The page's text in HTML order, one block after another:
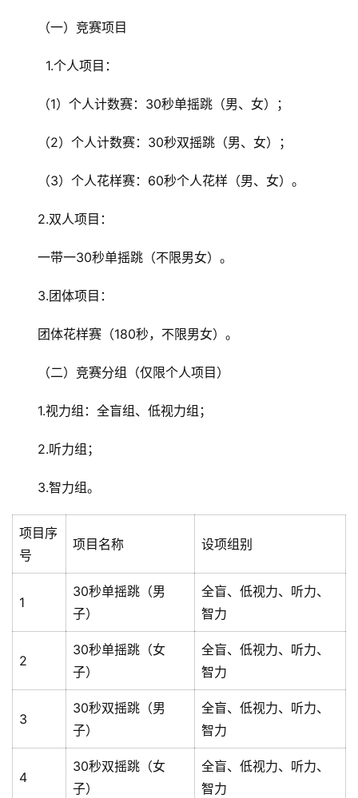
（一）竞赛项目
1.个人项目：
（1）个人计数赛：30秒单摇跳（男、女）；
（2）个人计数赛：30秒双摇跳（男、女）；
（3）个人花样赛：60秒个人花样（男、女）。
2.双人项目：
一带一30秒单摇跳（不限男女）。
3.团体项目：
团体花样赛（180秒，不限男女）。
（二）竞赛分组（仅限个人项目）
1.视力组：全盲组、低视力组；
2.听力组；
3.智力组。
项目序
号
项目名称 设项组别
1
30秒单摇跳（男
子）
全盲、低视力、听力、
智力
2
30秒单摇跳（女
子）
全盲、低视力、听力、
智力
3
30秒双摇跳（男
子）
全盲、低视力、听力、
智力
4
30秒双摇跳（女
子）
全盲、低视力、听力、
智力